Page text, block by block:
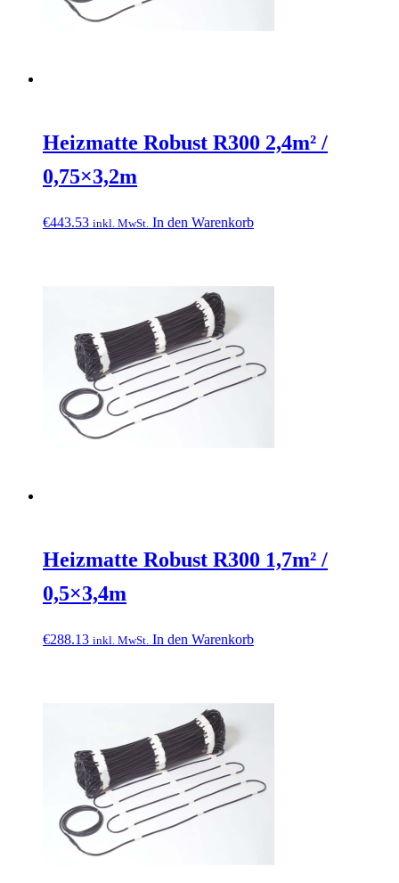
Heizmatte Robust R300 2,4m² /
0,75×3,2m
€443.53 inkl. MwSt. In den Warenkorb
Heizmatte Robust R300 1,7m² /
0,5×3,4m
€288.13 inkl. MwSt. In den Warenkorb